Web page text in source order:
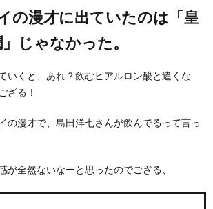
の漫才に出ていたのは「皇
じゃなかった。
いくと、あれ？飲むヒアルロン酸と違くな
ざる！
の漫才で、島田洋七さんが飲んでるって言っ
が全然ないなーと思ったのでござる、